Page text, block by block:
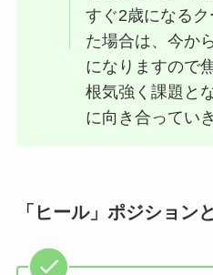
すぐ2歳になるク
た場合は、今か
になりますので
根気強く課題と
に向き合ってい
「ヒール」ポジション